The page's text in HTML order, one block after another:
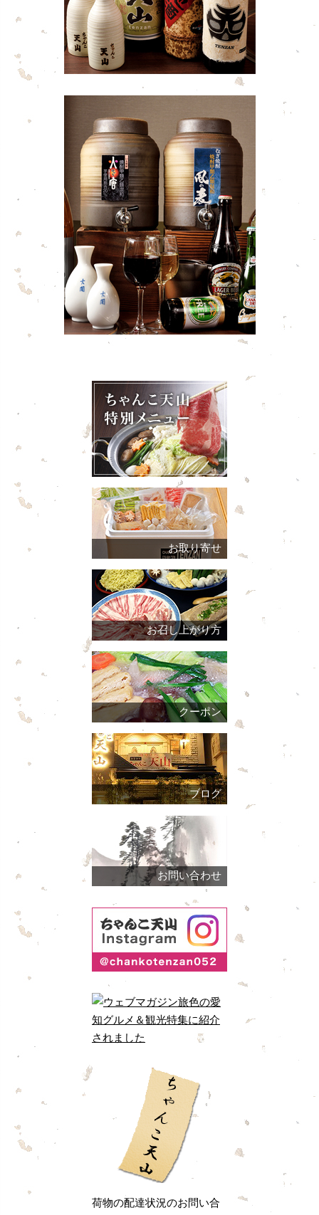
お取り寄せ
お召し上がり方
クーポン
ブログ
お問い合わせ
荷物の配達状況のお問い合